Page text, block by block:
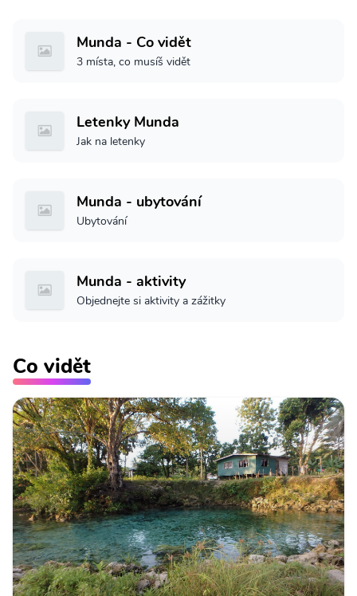
Munda - Co vidět
3 místa, co musíš vidět
Letenky Munda
Jak na letenky
Munda - ubytování
Ubytování
Munda - aktivity
Objednejte si aktivity a zážitky
Co vidět